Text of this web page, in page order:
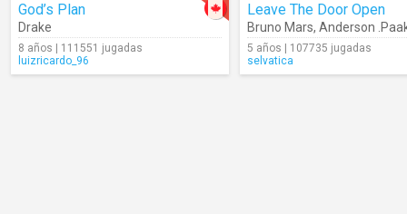
God’s Plan
Drake
8 años | 111551 jugadas
luizricardo_96
Leave The Door Open
Bruno Mars, Anderson
5 años | 107735 jugadas
selvatica